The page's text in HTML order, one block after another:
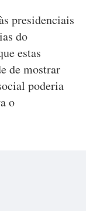
presidenciais
do
estas
de mostrar
poderia
o